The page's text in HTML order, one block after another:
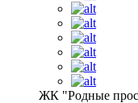
ЖК "Родные